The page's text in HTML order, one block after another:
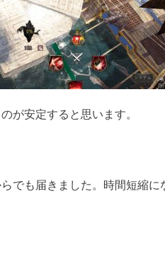
が安定すると思います。
でも届きました。時間短縮に